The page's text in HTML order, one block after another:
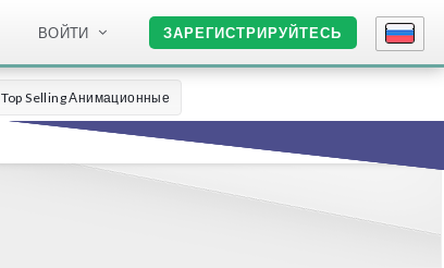
ВОЙТИ ЗАРЕГИСТРИРУЙТЕСЬ
Top Selling Анимационные